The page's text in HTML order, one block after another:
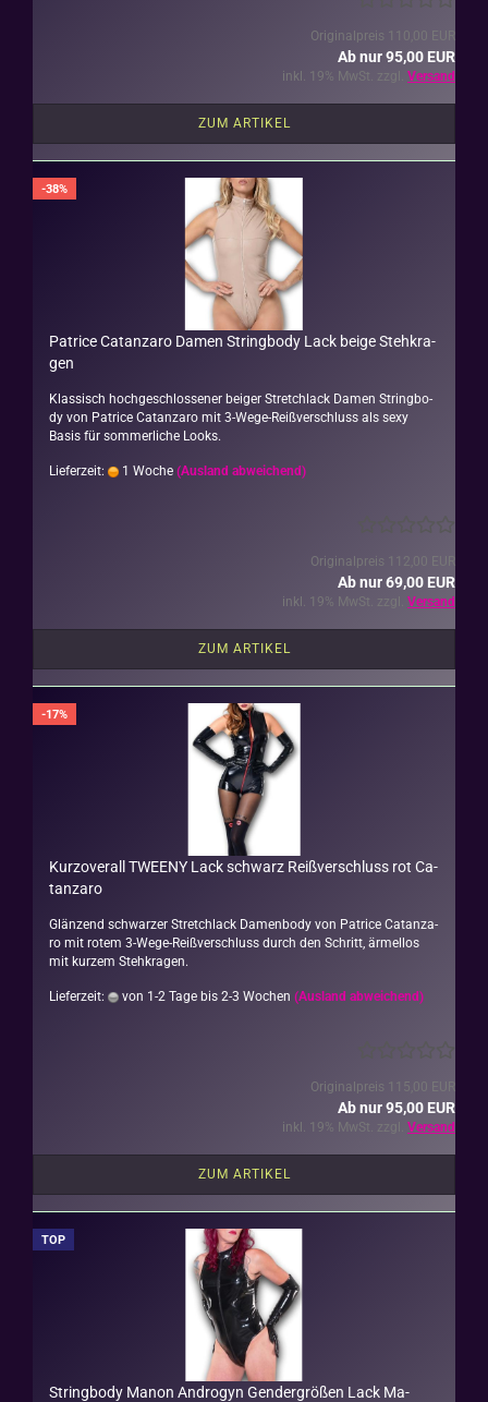
Originalpreis 110,00 EUR
Ab nur 95,00 EUR
inkl. 19% MwSt. zzgl. Versand
ZUM ARTIKEL
-38%
Pa­tri­ce Ca­t­an­za­ro Damen String­bo­dy Lack beige Steh­kra­
gen
Klas­sisch hoch­ge­schlos­se­ner bei­ger Stretch­lack Damen String­bo­
dy von Pa­tri­ce Ca­t­an­za­ro mit 3-​Wege-Reißverschluss als sexy
Basis für som­mer­li­che Looks.
Lieferzeit: 1 Woche (Ausland abweichend)
Originalpreis 112,00 EUR
Ab nur 69,00 EUR
inkl. 19% MwSt. zzgl. Versand
ZUM ARTIKEL
-17%
Kur­z­over­all TWEENY Lack schwarz Reiß­ver­schluss rot Ca­
t­an­za­ro
Glän­zend schwar­zer Stretch­lack Da­men­bo­dy von Pa­tri­ce Ca­t­an­za­
ro mit rotem 3-​Wege-Reißverschluss durch den Schritt, är­mel­los
mit kur­zem Steh­kra­gen.
Lieferzeit: von 1-2 Tage bis 2-3 Wochen (Ausland abweichend)
Originalpreis 115,00 EUR
Ab nur 95,00 EUR
inkl. 19% MwSt. zzgl. Versand
ZUM ARTIKEL
TOP
String­bo­dy Manon An­dro­gyn Gen­der­grö­ßen Lack Ma­